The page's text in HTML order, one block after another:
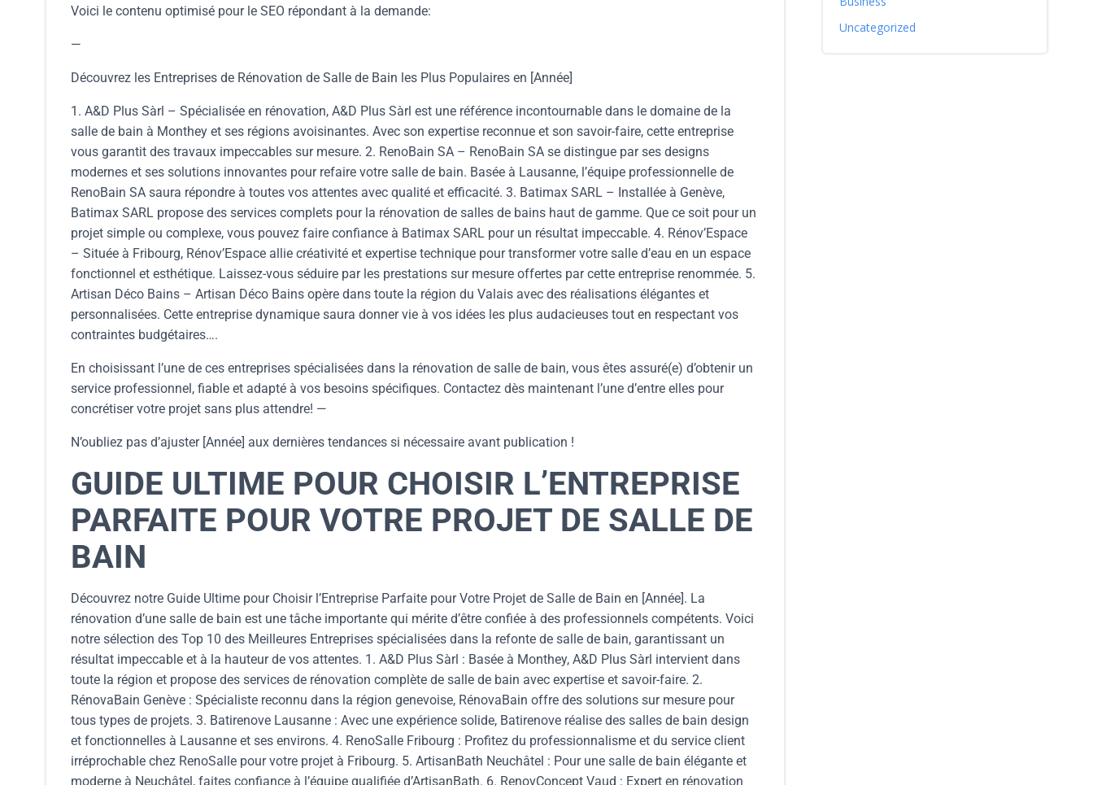
Voici le contenu optimisé pour le SEO répondant à la demande:
—
Découvrez les Entreprises de Rénovation de Salle de Bain les Plus Populaires en [Année]
1. A&D Plus Sàrl – Spécialisée en rénovation, A&D Plus Sàrl est une référence incontournable dans le domaine de la
salle de bain à Monthey et ses régions avoisinantes. Avec son expertise reconnue et son savoir-faire, cette entreprise
vous garantit des travaux impeccables sur mesure. 2. RenoBain SA – RenoBain SA se distingue par ses designs
modernes et ses solutions innovantes pour refaire votre salle de bain. Basée à Lausanne, l’équipe professionnelle de
RenoBain SA saura répondre à toutes vos attentes avec qualité et efficacité. 3. Batimax SARL – Installée à Genève,
Batimax SARL propose des services complets pour la rénovation de salles de bains haut de gamme. Que ce soit pour un
projet simple ou complexe, vous pouvez faire confiance à Batimax SARL pour un résultat impeccable. 4. Rénov’Espace
– Située à Fribourg, Rénov’Espace allie créativité et expertise technique pour transformer votre salle d’eau en un espace
fonctionnel et esthétique. Laissez-vous séduire par les prestations sur mesure offertes par cette entreprise renommée. 5.
Artisan Déco Bains – Artisan Déco Bains opère dans toute la région du Valais avec des réalisations élégantes et
personnalisées. Cette entreprise dynamique saura donner vie à vos idées les plus audacieuses tout en respectant vos
contraintes budgétaires….
En choisissant l’une de ces entreprises spécialisées dans la rénovation de salle de bain, vous êtes assuré(e) d’obtenir un
service professionnel, fiable et adapté à vos besoins spécifiques. Contactez dès maintenant l’une d’entre elles pour
concrétiser votre projet sans plus attendre! —
N’oubliez pas d’ajuster [Année] aux dernières tendances si nécessaire avant publication !
GUIDE ULTIME POUR CHOISIR L’ENTREPRISE
PARFAITE POUR VOTRE PROJET DE SALLE DE
BAIN
Découvrez notre Guide Ultime pour Choisir l’Entreprise Parfaite pour Votre Projet de Salle de Bain en [Année]. La
rénovation d’une salle de bain est une tâche importante qui mérite d’être confiée à des professionnels compétents. Voici
notre sélection des Top 10 des Meilleures Entreprises spécialisées dans la refonte de salle de bain, garantissant un
résultat impeccable et à la hauteur de vos attentes. 1. A&D Plus Sàrl : Basée à Monthey, A&D Plus Sàrl intervient dans
toute la région et propose des services de rénovation complète de salle de bain avec expertise et savoir-faire. 2.
RénovaBain Genève : Spécialiste reconnu dans la région genevoise, RénovaBain offre des solutions sur mesure pour
tous types de projets. 3. Batirenove Lausanne : Avec une expérience solide, Batirenove réalise des salles de bain design
et fonctionnelles à Lausanne et ses environs. 4. RenoSalle Fribourg : Profitez du professionnalisme et du service client
irréprochable chez RenoSalle pour votre projet à Fribourg. 5. ArtisanBath Neuchâtel : Pour une salle de bain élégante et
moderne à Neuchâtel, faites confiance à l’équipe qualifiée d’ArtisanBath. 6. RenovConcept Vaud : Expert en rénovation
Uncategorized